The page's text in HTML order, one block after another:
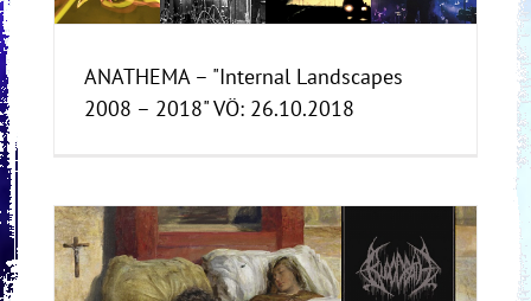
ANATHEMA – "Internal Landscapes
2008 – 2018" VÖ: 26.10.2018